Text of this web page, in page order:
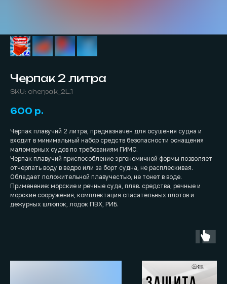
Черпак 2 литра
SKU: cherpak_2L.1
600 р.
Черпак плавучий 2 литра, предназначен для осушения судна и
входит в минимальный набор средств безопасности оснащения
маломерных судов по требованиям ГИМС.
Черпак плавучий приспособление эргономичной формы позволяет
отчерпать воду в ведро или за борт судна, не расплескивая.
Обладает положительной плавучестью, не тонет в воде.
Применение: морские и речные суда, плав. средства, речные и
морские сооружения, комплектация спасательных плотов и
дежурных шлюпок, лодок ПВХ, РИБ.